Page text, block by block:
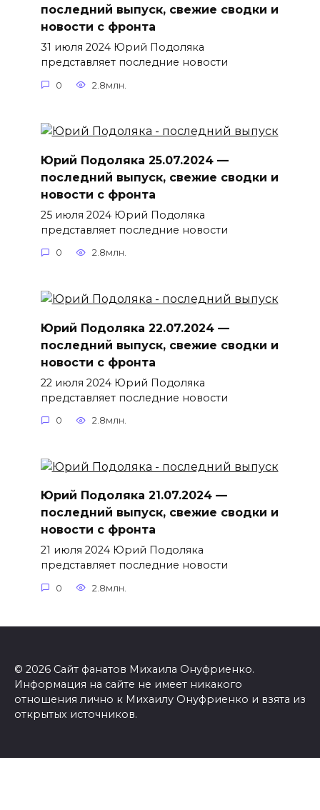
последний выпуск, свежие сводки и
новости с фронта
31 июля 2024 Юрий Подоляка
представляет последние новости
0 2.8млн.
Юрий Подоляка 25.07.2024 —
последний выпуск, свежие сводки и
новости с фронта
25 июля 2024 Юрий Подоляка
представляет последние новости
0 2.8млн.
Юрий Подоляка 22.07.2024 —
последний выпуск, свежие сводки и
новости с фронта
22 июля 2024 Юрий Подоляка
представляет последние новости
0 2.8млн.
Юрий Подоляка 21.07.2024 —
последний выпуск, свежие сводки и
новости с фронта
21 июля 2024 Юрий Подоляка
представляет последние новости
0 2.8млн.
© 2026 Сайт фанатов Михаила Онуфриенко.
Информация на сайте не имеет никакого
отношения лично к Михаилу Онуфриенко и взята из
открытых источников.